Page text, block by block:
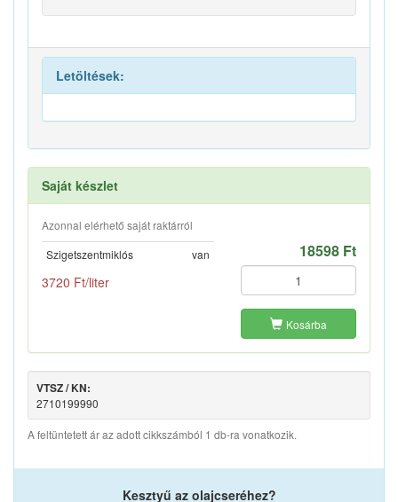
Letöltések:
Saját készlet
Azonnal elérhető saját raktárról
Szigetszentmiklós
van
3720 Ft/liter
18598 Ft
Kosárba
VTSZ / KN:
2710199990
A feltüntetett ár az adott cikkszámból 1 db-ra vonatkozik.
Kesztyű az olajcseréhez?